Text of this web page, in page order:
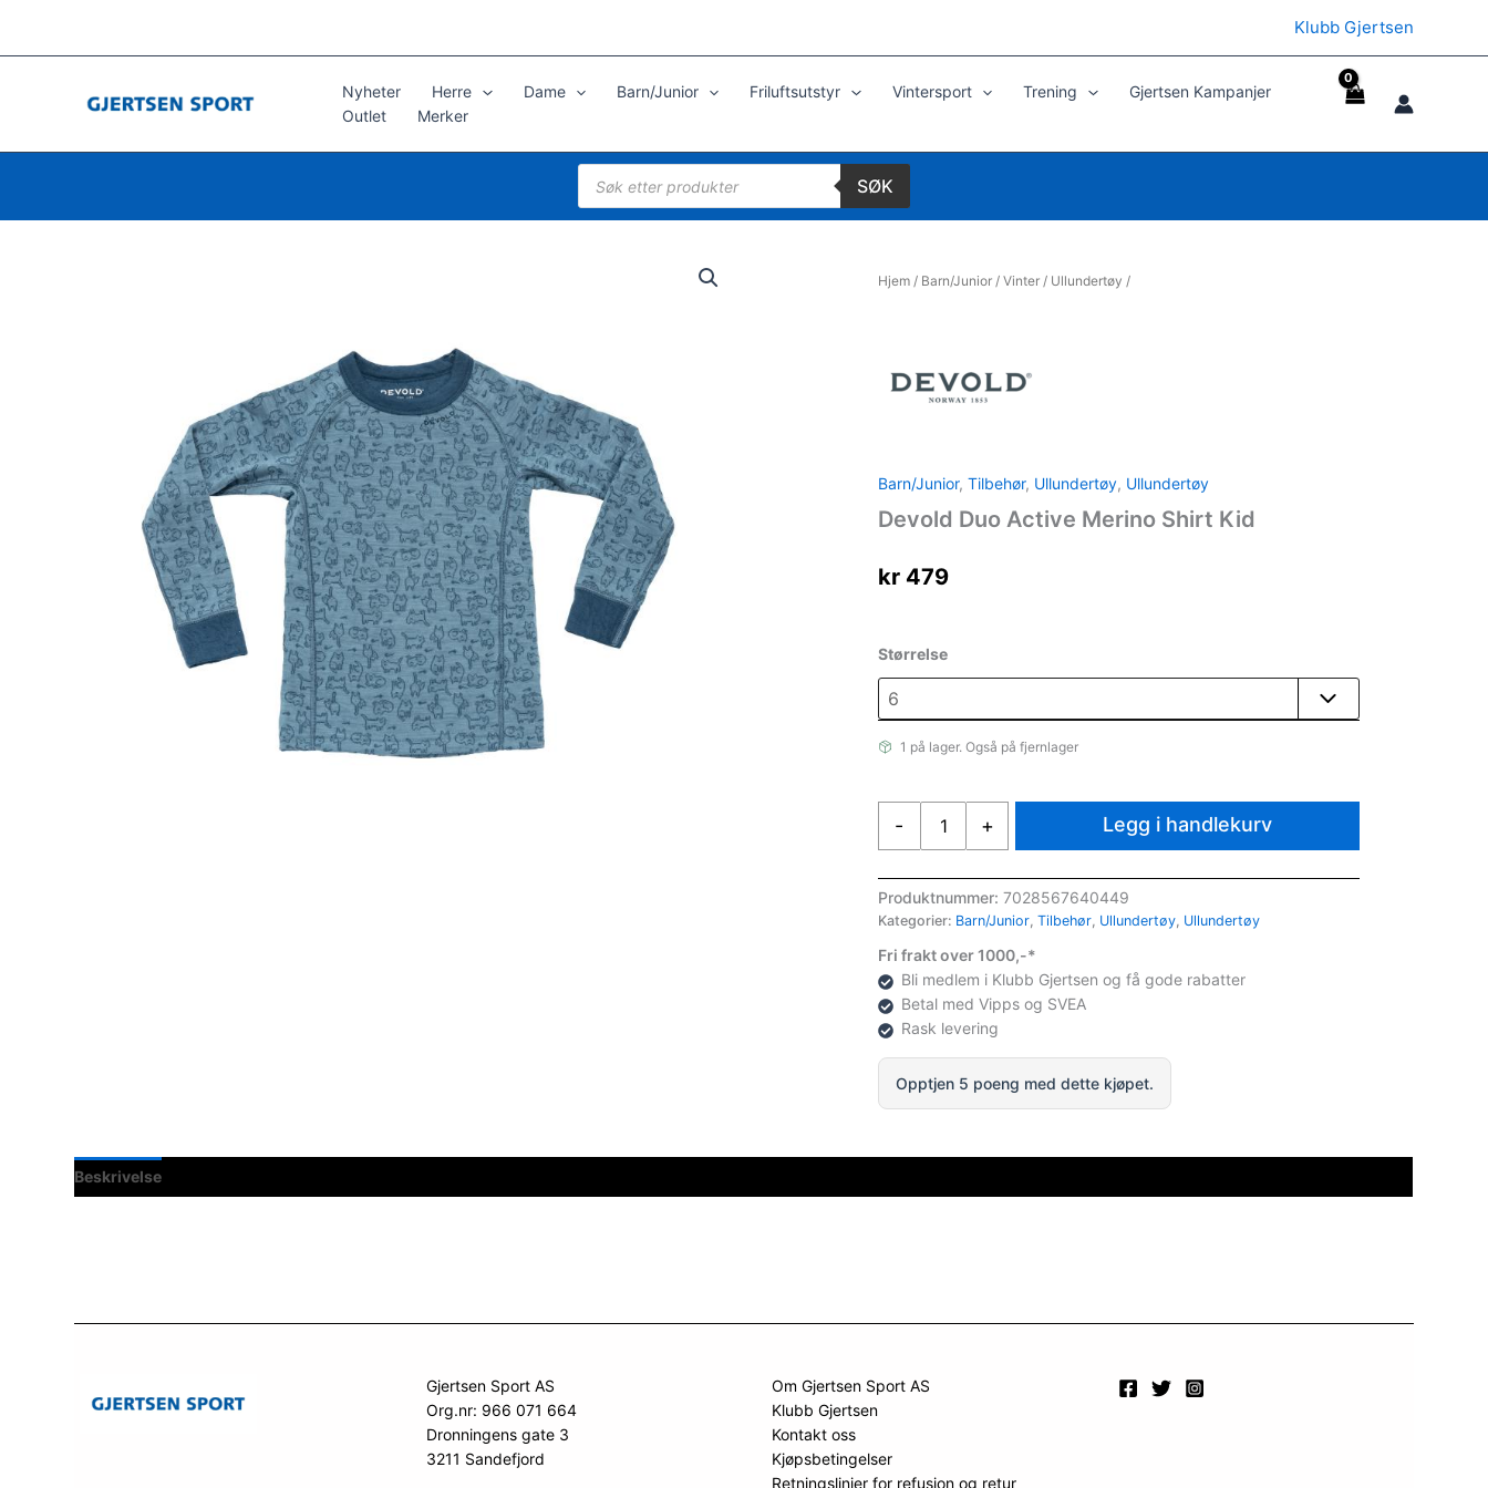
til
Klubb Gjertsen
Nyheter Herre Dame Barn/Junior Friluftsutstyr Vintersport Trening
Gjertsen Kampanjer
Outlet
Merker
Products
search
SØK
Hjem/ Barn/Junior/ Vinter/ Ullundertøy /
Barn/Junior, Tilbehør, Ullundertøy, Ullundertøy
Devold Duo Active Merino Shirt Kid
kr479
Størrelse
1 på lager. Også på fjernlager
-
Merino
Shirt
antall
+ Legg i handlekurv
Produktnummer: 7028567640449
Kategorier: Barn/Junior, Tilbehør, Ullundertøy, Ullundertøy
Fri frakt over 1000,-*
Bli medlem i Klubb Gjertsen og få gode rabatter
Betal med Vipps og SVEA
Rask levering
Opptjen 5 poeng med dette kjøpet.
Beskrivelse
Gjertsen Sport AS
Org.nr: 966 071 664
Dronningens gate 3
3211 Sandefjord
Om Gjertsen Sport AS
Klubb Gjertsen
Kontakt oss
Kjøpsbetingelser
Retningslinjer for refusjon og retur